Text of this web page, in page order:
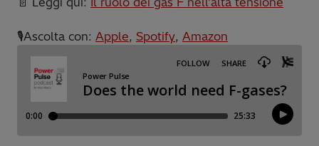
🎙️Ascolta con: Apple, Spotify, Amazon